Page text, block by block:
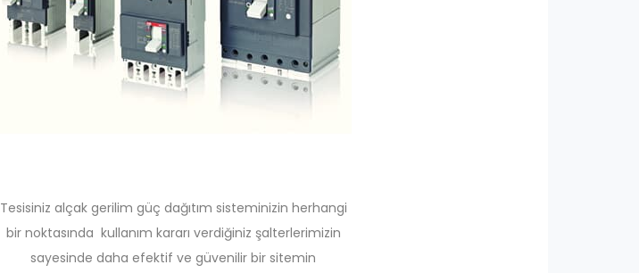
Tesisiniz alçak gerilim güç dağıtım sisteminizin herhangi
bir noktasında kullanım kararı verdiğiniz şalterlerimizin
sayesinde daha efektif ve güvenilir bir sitemin